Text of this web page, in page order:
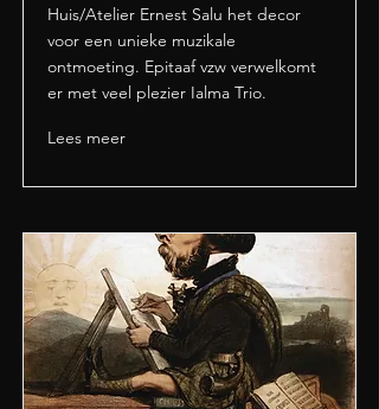
Huis/Atelier Ernest Salu het decor
voor een unieke muzikale
ontmoeting. Epitaaf vzw verwelkomt
er met veel plezier Ialma Trio.
Lees meer